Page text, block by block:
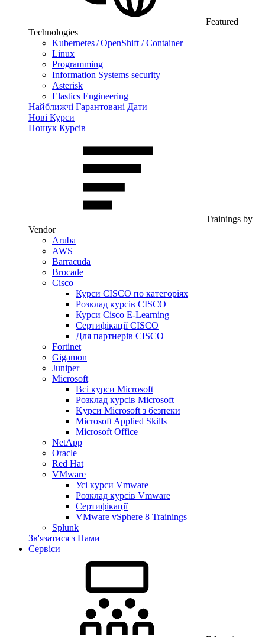
Featured
Technologies
Kubernetes / OpenShift / Container
Linux
Programming
Information Systems security
Asterisk
Elastics Engineering
Найближчі Гарантовані Дати
Нові Курси
Пошук Курсів
Trainings by
Vendor
Aruba
AWS
Barracuda
Brocade
Cisco
Курси CISCO по категоріях
Розклад курсів CISCO
Курси Cisco E-Learning
Сертифікації CISCO
Для партнерів CISCO
Fortinet
Gigamon
Juniper
Microsoft
Всі курси Microsoft
Розклад курсів Microsoft
Kyрси Microsoft з безпеки
Microsoft Applied Skills
Microsoft Office
NetApp
Oracle
Red Hat
VMware
Усі курси Vmware
Розклад курсів Vmware
Сертифікації
VMware vSphere 8 Trainings
Splunk
Зв'язатися з Нами
Сервіси